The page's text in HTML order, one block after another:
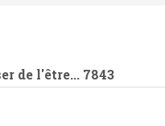
de l'être... 7843